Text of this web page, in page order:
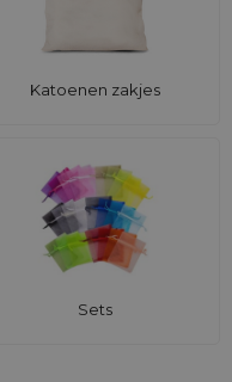
Katoenen zakjes
Sets